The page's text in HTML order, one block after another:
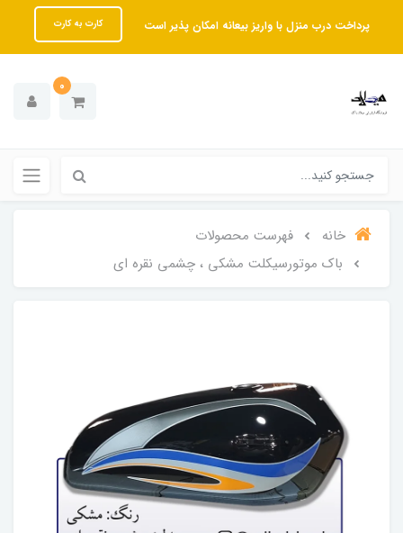
پرداخت درب منزل با واریز بیعانه امکان پذیر است کارت به کارت
0
خانه
فهرست محصولات
باک موتورسیکلت مشکی ، چشمی نقره ای